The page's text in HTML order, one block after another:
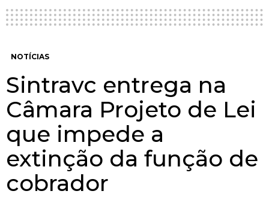
NOTÍCIAS
Sintravc entrega na
Câmara Projeto de Lei
que impede a
extinção da função de
cobrador